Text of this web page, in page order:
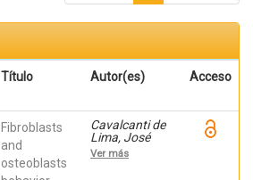
Título Autor(es) Acceso
Fibroblasts
and
osteoblasts
Cavalcanti de
Lima, José
Henrique;
Robbs ,
Ver más